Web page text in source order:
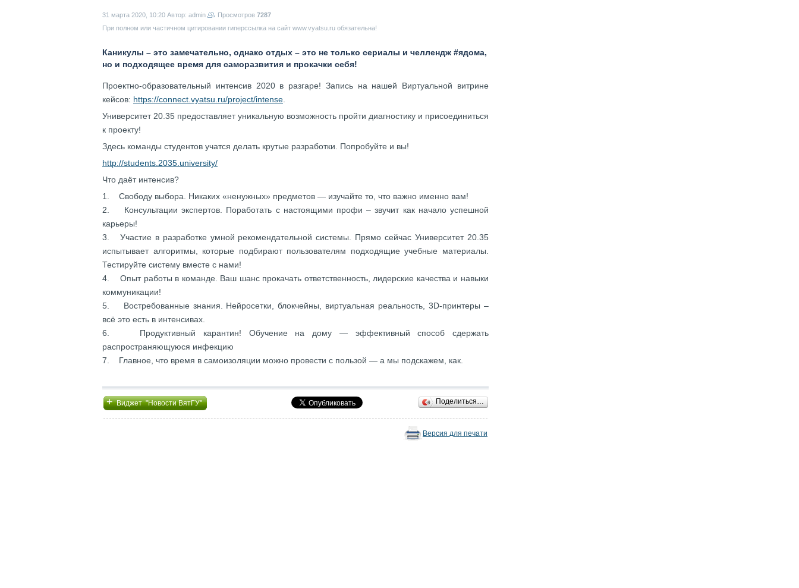
31 марта 2020, 10:20 Автор: admin Просмотров 7287
При полном или частичном цитировании гиперссылка на сайт www.vyatsu.ru обязательна!
Каникулы – это замечательно, однако отдых – это не только сериалы и челлендж #ядома,
но и подходящее время для саморазвития и прокачки себя!
Проектно-образовательный интенсив 2020 в разгаре! Запись на нашей Виртуальной витрине
кейсов: https://connect.vyatsu.ru/project/intense
Университет 20.35 предоставляет уникальную возможность пройти диагностику и присоединиться
к проекту!
Здесь команды студентов учатся делать крутые разработки. Попробуйте и вы!
http://students.2035.university/
Что даёт интенсив?
1. Свободу выбора. Никаких «ненужных» предметов — изучайте то, что важно именно вам!
2. Консультации экспертов. Поработать с настоящими профи – звучит как начало успешной
карьеры!
3. Участие в разработке умной рекомендательной системы. Прямо сейчас Университет 20.35
испытывает алгоритмы, которые подбирают пользователям подходящие учебные материалы.
Тестируйте систему вместе с нами!
4. Опыт работы в команде. Ваш шанс прокачать ответственность, лидерские качества и навыки
коммуникации!
5. Востребованные знания. Нейросетки, блокчейны, виртуальная реальность, 3D-принтеры –
всё это есть в интенсивах.
6. Продуктивный карантин! Обучение на дому — эффективный способ сдержать
распространяющуюся инфекцию
7. Главное, что время в самоизоляции можно провести с пользой — а мы подскажем, как.
+Виджет "Новости ВятГУ" Поделиться…
Версия для печати